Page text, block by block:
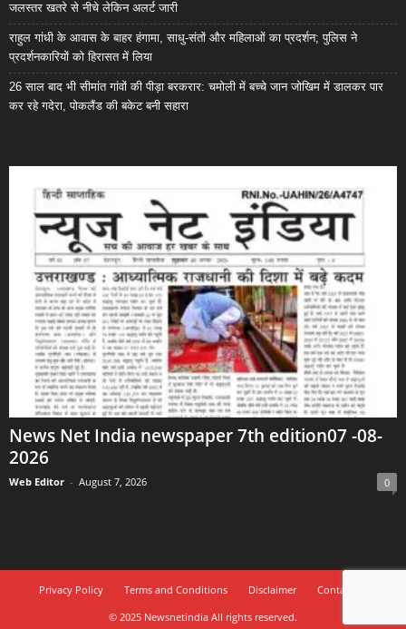
जलस्तर खतरे से नीचे लेकिन अलर्ट जारी
राहुल गांधी के आवास के बाहर हंगामा, साधु-संतों और महिलाओं का प्रदर्शन; पुलिस ने
प्रदर्शनकारियों को हिरासत में लिया
26 साल बाद भी सीमांत गांवों की पीड़ा बरकरार: चमोली में बच्चे जान जोखिम में डालकर पार
कर रहे गदेरा, पोकलैंड की बकेट बनी सहारा
News Net India newspaper 7th edition07 -08-
2026
Web Editor - August 7, 2026 0
Privacy Policy Terms and Conditions Disclaimer
Contact Us
© 2025 Newsnetindia All rights reserved.